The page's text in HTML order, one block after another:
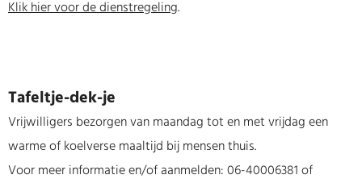
Klik hier voor de dienstregeling.
Tafeltje-dek-je
Vrijwilligers bezorgen van maandag tot en met vrijdag een
warme of koelverse maaltijd bij mensen thuis.
Voor meer informatie en/of aanmelden: 06-40006381 of